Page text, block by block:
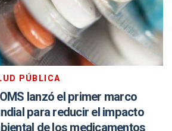
PÚBLICA
lanzó el primer marco
para reducir el impacto